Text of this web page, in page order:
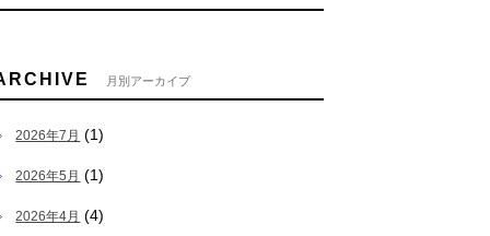
月別アーカイブ
2026年7月 (1)
2026年5月 (1)
2026年4月 (4)